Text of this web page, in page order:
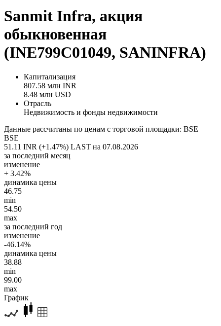
Sanmit Infra, акция
обыкновенная
(INE799C01049, SANINFRA)
Капитализация
807.58 млн INR
8.48 млн USD
Отрасль
Недвижимость и фонды недвижимости
Данные рассчитаны по ценам с торговой площадки: BSE
BSE
51.11 INR (+1.47%) LAST на 07.08.2026
за последний месяц
изменение
+ 3.42%
динамика цены
46.75
min
54.50
max
за последний год
изменение
-46.14%
динамика цены
38.88
min
99.00
max
График